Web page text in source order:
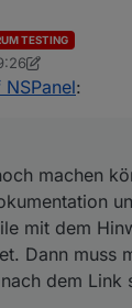
und den
wo man die
immer hier im
Generate-
TESTING
:
machen
mit dem
Dann muss
dem Link